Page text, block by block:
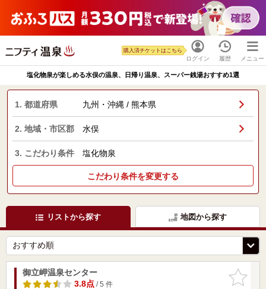
ログイン
購入済チケットはこちら
履歴 メニュー
塩化物泉が楽しめる水俣の温泉、日帰り温泉、スーパー銭湯おすすめ1選
1. 都道府県 九州・沖縄 / 熊本県
2. 地域・市区郡 水俣
3. こだわり条件 塩化物泉
こだわり条件を変更する
リストから探す 地図から探す
お気に入
りに追加
御立岬温泉センター
3.8点/ 5 件